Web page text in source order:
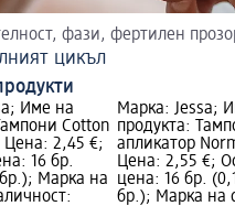
фази, фертилен
цикъл
Име на
Cotton
Цена: 2,45 €;
16 бр.
Марка на
Марка: Jessa;
продукта:
апликатор
Цена: 2,55 €;
цена: 16 бр.
бр.); Марка на